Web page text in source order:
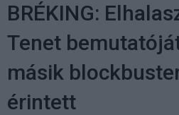
BRÉKING:
Tenet
másik
érintett